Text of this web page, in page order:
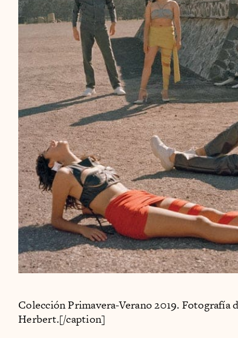
Colección Primavera-Verano 2019. Fotografía
Herbert.[/caption]